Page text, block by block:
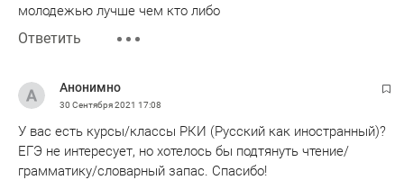
молодежью лучше чем кто либо
Ответить
Анонимно
30 Сентября 2021 17:08
У вас есть курсы/классы РКИ (Русский как иностранный)?
ЕГЭ не интересует, но хотелось бы подтянуть чтение/
грамматику/словарный запас. Спасибо!